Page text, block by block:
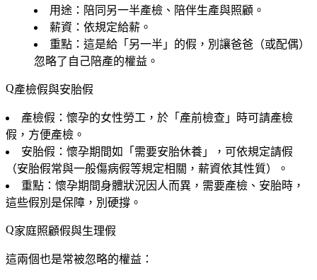
用途 ：陪同另一半產檢、陪伴生產與照顧。
薪資 ：依規定給薪。
重點 ：這是給「另一半」的假，別讓爸爸（或配偶）
忽略了自己陪產的權益。
產檢假與安胎假
產檢假 ：懷孕的女性勞工，於「產前檢查」時可請產檢
假，方便產檢。
安胎假 ：懷孕期間如「需要安胎休養」，可依規定請假
（安胎假常與一般傷病假等規定相關，薪資依其性質）。
重點 ：懷孕期間身體狀況因人而異，需要產檢、安胎時，
這些假別是保障，別硬撐。
家庭照顧假與生理假
這兩個也是常被忽略的權益：